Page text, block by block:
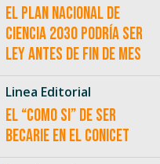
El Plan Nacional de
Ciencia 2030 podría ser
ley antes de fin de mes
Linea Editorial
El “como si” de ser
becarie en el CONICET